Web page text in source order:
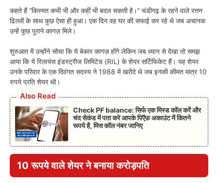
कहते हैं “किस्मत कभी भी और कहीं भी बदल सकती है।” चंडीगढ़ के रहने वाले रत्तन
ढिल्लों के साथ कुछ ऐसा ही हुआ। एक दिन वह घर की सफाई कर रहे थे जब अचानक
उन्हें कुछ पुराने कागज़ मिले।
शुरुआत में उन्होंने सोचा कि ये बेकार कागज़ होंगे लेकिन जब ध्यान से देखा तो समझ
आया कि ये रिलायंस इंडस्ट्रीज लिमिटेड (RIL) के शेयर सर्टिफिकेट हैं। यह शेयर
उनके परिवार के एक दिवंगत सदस्य ने 1988 में खरीदे थे जब इनकी कीमत मात्र 10
रुपये प्रति शेयर थी।
Also Read
Check PF balance: सिर्फ एक मिस्ड कॉल करें और
चंद सेकंड में पता करे आपके पिऍफ़ अकाउंट में कितने
रूपये है, मिस कॉल नंबर जानिए
10 रूपये वाले शेयर ने बनाया करोड़पति